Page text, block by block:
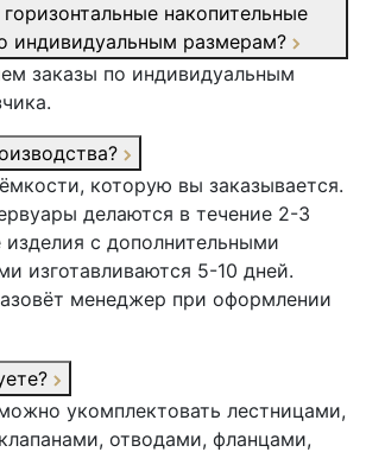
накопительные
индивидуальным размерам?
заказы по индивидуальным
которую вы заказывается.
делаются в течение 2-3
с дополнительными
изготавливаются 5-10 дней.
менеджер при оформлении
укомплектовать лестницами,
отводами, фланцами,